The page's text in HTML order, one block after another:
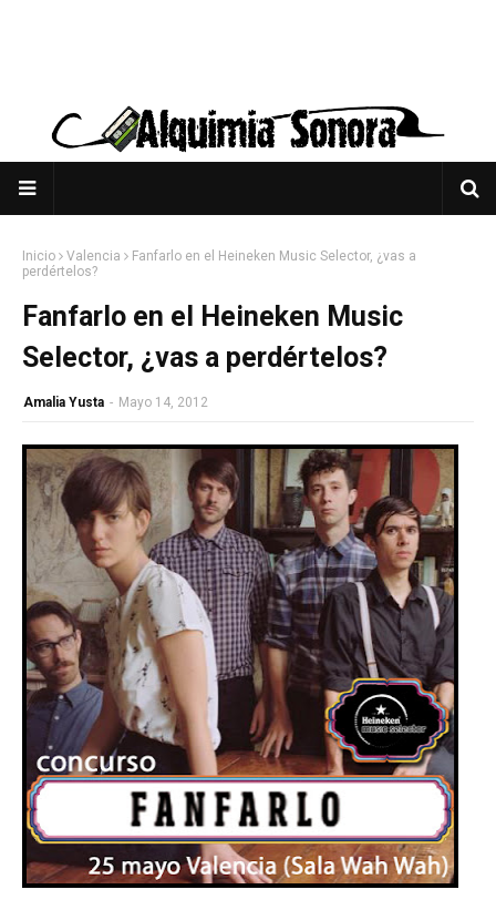
Inicio Valencia
Fanfarlo en el Heineken Music Selector, ¿vas a
perdértelos?
Fanfarlo en el Heineken Music
Selector, ¿vas a perdértelos?
Amalia Yusta - Mayo 14, 2012